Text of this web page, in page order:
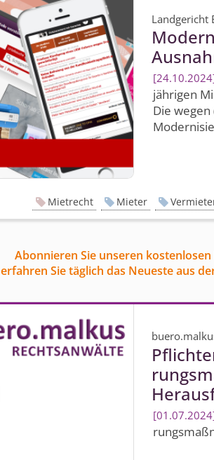
Landgericht
24.10.2024
jährigen
Die
Mietrecht Mieter
Abonnieren Sie unseren
erfahren Sie täglich das Neueste aus
01.07.2024